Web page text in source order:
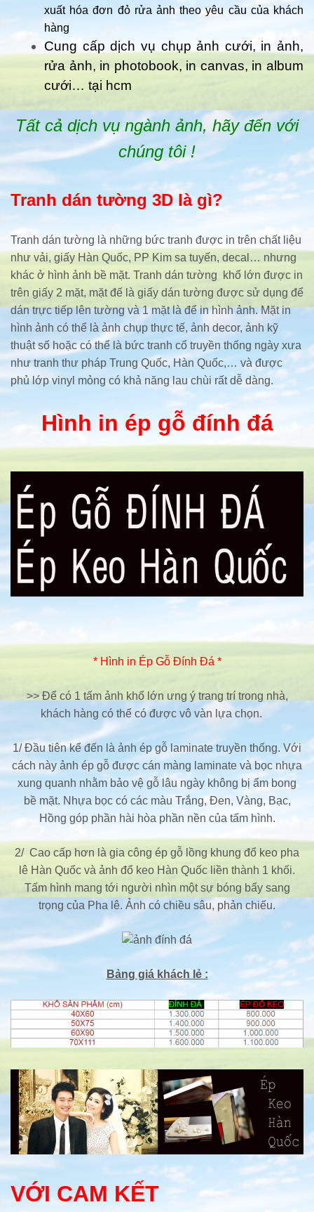
xuất hóa đơn đỏ rửa ảnh theo yêu cầu của khách
hàng
Cung cấp dịch vụ chụp ảnh cưới, in ảnh,
rửa ảnh, in photobook, in canvas, in album
cưới… tại hcm
Tất cả dịch vụ ngành ảnh, hãy đến với
chúng tôi !
Tranh dán tường 3D là gì?
Tranh dán tường là những bức tranh được in trên chất liệu
như vải, giấy Hàn Quốc, PP Kim sa tuyến, decal… nhưng
khác ở hình ảnh bề mặt. Tranh dán tường khổ lớn được in
trên giấy 2 mặt, mặt đế là giấy dán tường được sử dụng để
dán trực tiếp lên tường và 1 mặt là để in hình ảnh. Mặt in
hình ảnh có thể là ảnh chụp thực tế, ảnh decor, ảnh kỹ
thuật số hoặc có thể là bức tranh cổ truyền thống ngày xưa
như tranh thư pháp Trung Quốc, Hàn Quốc,… và được
phủ lớp vinyl mỏng có khả năng lau chùi rất dễ dàng.
Hình in ép gỗ đính đá
* Hình in Ép Gỗ Đính Đá *
>> Để có 1 tấm ảnh khổ lớn ưng ý trang trí trong nhà,
khách hàng có thể có được vô vàn lựa chọn.
1/ Đầu tiên kể đến là ảnh ép gỗ laminate truyền thống. Với
cách này ảnh ép gỗ được cán màng laminate và bọc nhựa
xung quanh nhằm bảo vệ gỗ lâu ngày không bị ẩm bong
bề mặt. Nhựa bọc có các màu Trắng, Đen, Vàng, Bạc,
Hồng góp phần hài hòa phần nền của tấm hình.
2/ Cao cấp hơn là gia công ép gỗ lồng khung đổ keo pha
lê Hàn Quốc và ảnh đổ keo Hàn Quốc liền thành 1 khối.
Tấm hình mang tới người nhìn một sự bóng bẩy sang
trọng của Pha lê. Ảnh có chiều sâu, phản chiếu.
Bảng giá khách lẻ :
VỚI CAM KẾT